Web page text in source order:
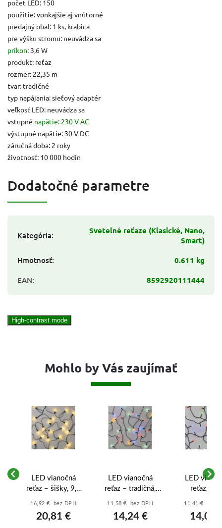
počet LED: 150
použitie: vonkajšie aj vnútorné
predajný obal: 1 ks, krabica
pre výšku stromu: neuvádza sa
príkon: 3,6 W
produkt: reťaz
rozmer: 22,35 m
tvar: tradičné
typ napájania: sieťový adaptér
veľkosť LED: neuvádza sa
vstupné napätie: 230 V AC
výstupné napätie: 30 V DC
záručná doba: 2 roky
životnosť: 10 000 hodín
Dodatočné parametre
Kategória:
Svetelné reťaze (Klasické, Nano,
Smart)
Hmotnosť:
0.611 kg
EAN: 8592920111444
High-contrast mode
Mohlo by Vás zaujímať
LED vianočná
reťaz – šišky, 9,8
m, vonkajšia aj
biela, programy -
16,92 € bez DPH
20,81 €
LED vianočná
reťaz – tradičná,
26,85 m, vonkajšia
multicolor -
11,58 € bez DPH
14,24 €
LED
reťaz, 8
multicolor,
11,41 € bez
14,03